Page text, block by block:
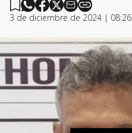
3 de diciembre de 2024 | 08:26